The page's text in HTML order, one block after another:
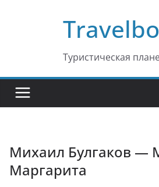
Туристическая
Михаил Булгаков —
Маргарита